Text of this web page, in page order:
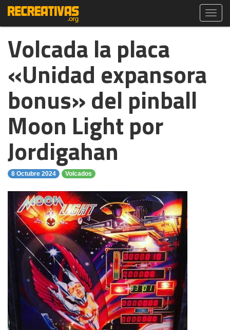
Volcada la placa
«Unidad expansora
bonus» del pinball
Moon Light por
Jordigahan
8 Octubre 2024 Volcados